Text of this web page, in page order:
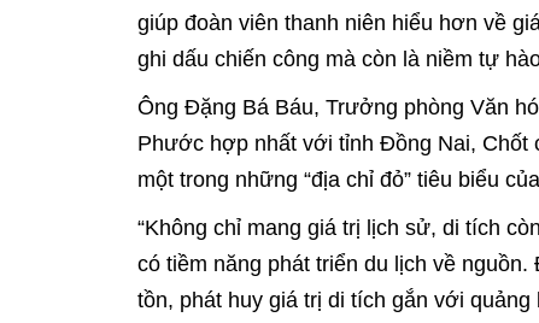
giúp đoàn viên thanh niên hiểu hơn về
ghi dấu chiến công mà còn là niềm tự
Ông Đặng Bá Báu, Trưởng phòng Văn
Phước hợp nhất với tỉnh Đồng Nai, Chốt
một trong những “địa chỉ đỏ” tiêu biểu
“Không chỉ mang giá trị lịch sử, di tích
có tiềm năng phát triển du lịch về
tồn, phát huy giá trị di tích gắn với